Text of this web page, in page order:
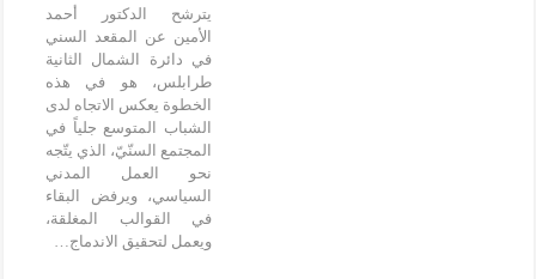
يترشح الدكتور أحمد
الأمين عن المقعد السني
في دائرة الشمال الثانية
طرابلس، هو في هذه
الخطوة يعكس الاتجاه لدى
الشباب المتوسع جلياً في
المجتمع السنّيّ، الذي يتّجه
نحو العمل المدني
السياسي، ويرفض البقاء
في القوالب المغلقة،
ويعمل لتحقيق الاندماج…